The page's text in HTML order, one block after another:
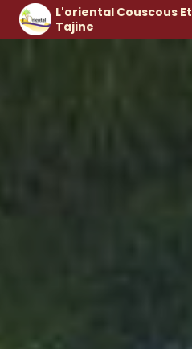
L'oriental Couscous Et
Tajine